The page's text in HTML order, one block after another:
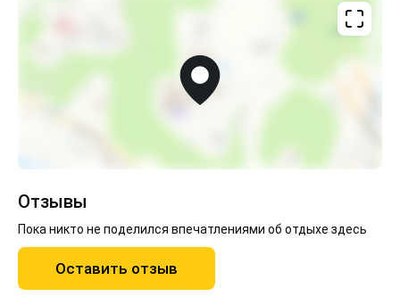
комфортного проживания!
Расчетные часы: выезд в любое удобное для вас
время до 13 часов, заезд в любое удобное для вас
время после 14.00 часов. Ранний заезд и поздний
выезд оговариваются отдельно.
Приезжайте - мы всегда рады Вас видеть!!!
Отзывы
Пока никто не поделился впечатлениями об отдыхе здесь
Оставить отзыв